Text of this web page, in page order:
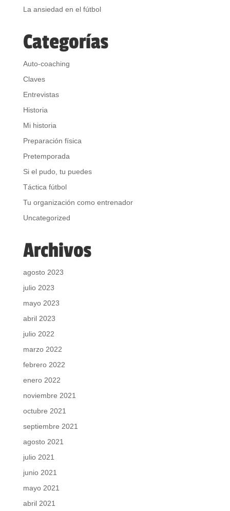
La ansiedad en el fútbol
Categorías
Auto-coaching
Claves
Entrevistas
Historia
Mi historia
Preparación física
Pretemporada
Si el pudo, tu puedes
Táctica fútbol
Tu organización como entrenador
Uncategorized
Archivos
agosto 2023
julio 2023
mayo 2023
abril 2023
julio 2022
marzo 2022
febrero 2022
enero 2022
noviembre 2021
octubre 2021
septiembre 2021
agosto 2021
julio 2021
junio 2021
mayo 2021
abril 2021